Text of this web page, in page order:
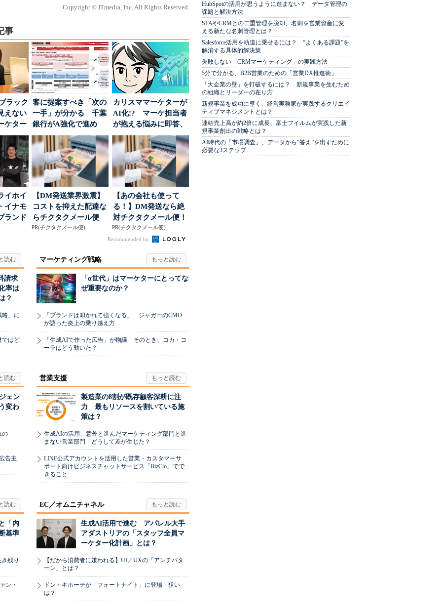
Copyright © ITmedia, Inc. All Rights Reserved.
事
ラック
えない
ケター
...
客に提案すべき「次の
一手」が分かる 千葉
銀行がA強化で進め
る“One to On...
カリスママーケターが
AI化!? マーケ担当者
が抱える悩みに即答、
実力は？
イホイ
イナモ
ランド
【DM発送業界激震】
コストを抑えた配達な
らチクタクメール便
PR(チクタクメール便)
【あの会社も使って
る！】DM発送なら絶
対チクタクメール便！
PR(チクタクメール便)
Recommended by
請求
率は
？
」に
ではど
マーケティング戦略
「α世代」はマーケターにとってな
ぜ重要なのか？
「ブランドは叩かれて強くなる」 ジャガーのCMO
が語った炎上の乗り越え方
「生成AIで作った広告」が物議 そのとき、コカ・コ
ーラはどう動いた？
ェン
変わ
の
告主
営業支援
製造業の8割が既存顧客深耕に注
力 最もリソースを割いている施
策は？
生成AIの活用、意外と進んだマーケティング部門と進
まない営業部門 どうして差が生じた？
LINE公式アカウントを活用した営業・カスタマーサ
ポート向けビジネスチャットサービス「BizClo」でで
きること
「内
基準
残り
ン・
EC／オムニチャネル
生成AI活用で進む アパレル大手
アダストリアの「スタッフ全員マ
ーケター化計画」とは？
【だから消費者に嫌われる】UI／UXの「アンチパタ
ーン」とは？
ドン・キホーテが「フォートナイト」に登場 狙い
は？
HubSpotの活用が思うように進まない？ データ管理の
課題と解決方法
SFAやCRMとの二重管理を脱却、名刺を営業資産に変
える新たな名刺管理とは？
Salesforce活用を軌道に乗せるには？ “よくある課題”を
解消する具体的解決策
失敗しない「CRMマーケティング」の実践方法
5分で分かる、B2B営業のための「営業DX推進術」
「大企業の壁」を打破するには？ 新規事業を生むため
の組織とリーダーの在り方
新規事業を成功に導く、経営実務家が実践するクリエイ
ティブマネジメントとは？
連結売上高が約2倍に成長、富士フイルムが実践した新
規事業創出の戦略とは？
AI時代の「市場調査」、データから“答え”を出すために
必要な3ステップ